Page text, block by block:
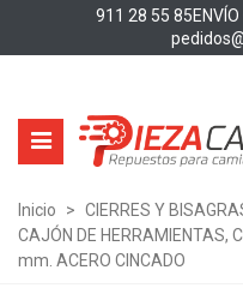
911 28 55 85
Inicio > CIERRES Y
CAJÓN DE HERRAMIENTAS,
mm. ACERO CINCADO